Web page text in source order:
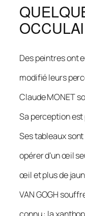
Des peintres ont
modifié leurs
Claude MONET
Sa perception est
Ses tableaux
opérer d’un œil
œil et plus de
VAN GOGH